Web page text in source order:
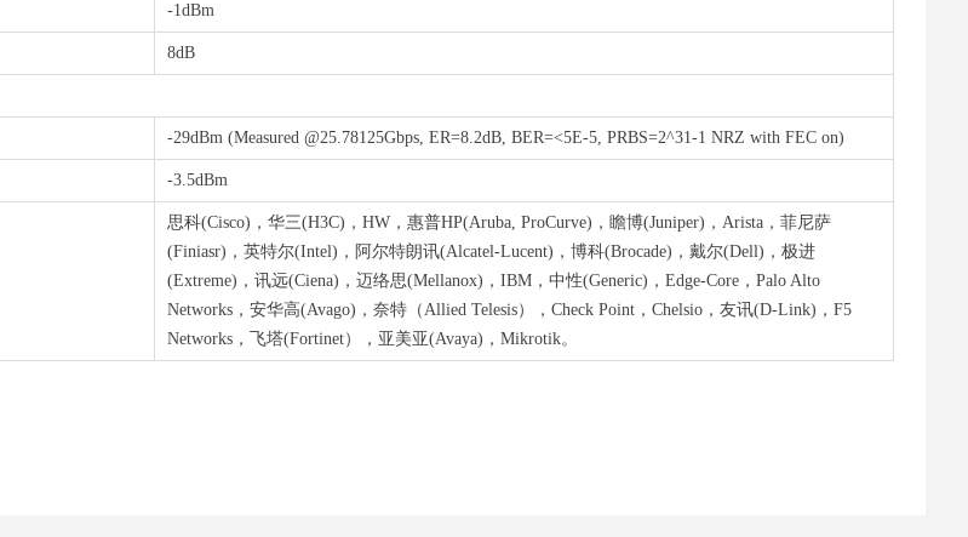
-1dBm
8dB
-29dBm (Measured @25.78125Gbps, ER=8.2dB, BER=<5E-5, PRBS=2^31-1 NRZ with FEC on)
-3.5dBm
思科(Cisco)，华三(H3C)，HW，惠普HP(Aruba, ProCurve)，瞻博(Juniper)，Arista，菲尼萨
(Finiasr)，英特尔(Intel)，阿尔特朗讯(Alcatel-Lucent)，博科(Brocade)，戴尔(Dell)，极进
(Extreme)，讯远(Ciena)，迈络思(Mellanox)，IBM，中性(Generic)，Edge-Core，Palo Alto
Networks，安华高(Avago)，奈特（Allied Telesis），Check Point，Chelsio，友讯(D-Link)，F5
Networks，飞塔(Fortinet），亚美亚(Avaya)，Mikrotik。